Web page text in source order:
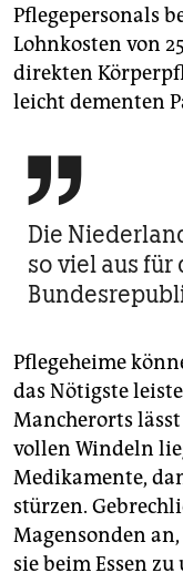
Pflegepersonals
Lohnkosten von
direkten
leicht dementen

Die
so viel aus für
Pflegeheime
das Nötigste
Mancherorts
vollen Windeln
Medikamente,
stürzen.
Magensonden
sie beim Essen